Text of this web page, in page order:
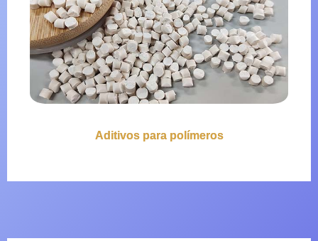
Aditivos para polímeros